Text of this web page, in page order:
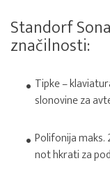
Standorf
značilnosti:
Tipke –
slonovine za
Polifonija
not hkrati za